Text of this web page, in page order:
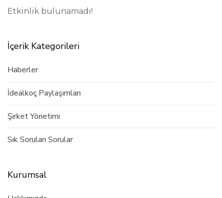
Etkinlik bulunamadı!
İçerik Kategorileri
Haberler
İdealkoç Paylaşımları
Şirket Yönetimi
Sık Sorulan Sorular
Kurumsal